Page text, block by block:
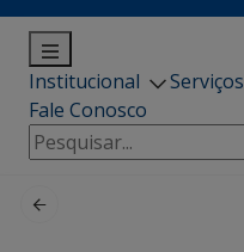
Institucional Serviços
Fale Conosco
Pesquisar
por: